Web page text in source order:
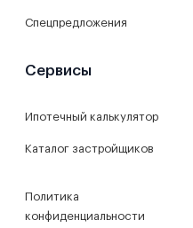
Спецпредложения
Сервисы
Ипотечный калькулятор
Каталог застройщиков
Политика
конфиденциальности